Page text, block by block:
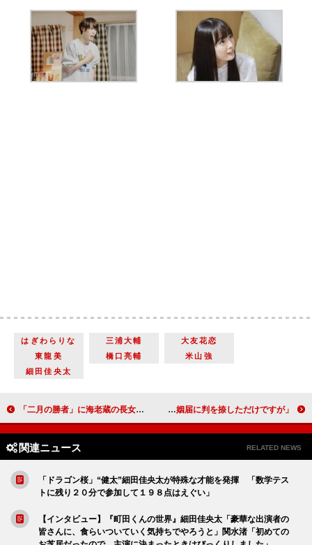
はぎわらりな 三浦大輔
大友花恋
東龍美
橋口亮輔
米山強
細田佳央太
「二月の勝者」に海老蔵の長女・市川ぼたんが出演 初日撮影の感想は「60点。もっと頑張っていきたい」 「婚姻届に判を捺しただけですが」新キャスト発表 中川翔子、婚活趣味の女子力高めなデザイナー役
関連ニュース RELATED NEWS
「ドラゴン桜」“健太”細田佳央太が特殊な才能を発揮 「数学テス
トに残り２０分で参加して１９８点はえぐい」
【インタビュー】『町田くんの世界』細田佳央太「豪華な出演者の
皆さんに、食らいついていく気持ちでやろうと」関水渚「初めての